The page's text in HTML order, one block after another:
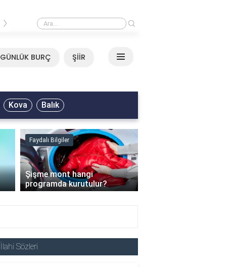
Mirkelam - Tavla Sözleri
›
GÜNLÜK BURÇ ŞİİR
Kova Balık
Faydalı Bilgiler
Şişme mont hangi
programda kurutulur?
›
İlahi Sözleri